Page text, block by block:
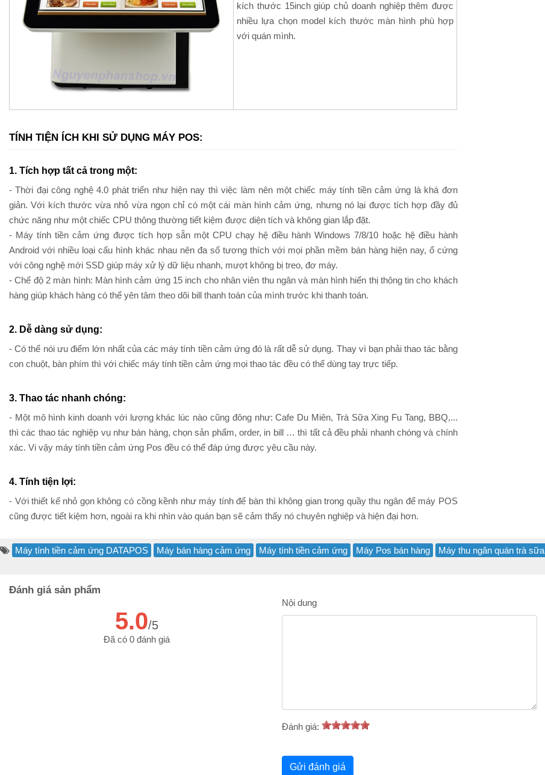
kích thước 15inch giúp chủ doanh nghiệp thêm được
nhiều lựa chọn model kích thước màn hình phù hợp
với quán mình.
TÍNH TIỆN ÍCH KHI SỬ DỤNG MÁY POS:
1. Tích hợp tất cả trong một:
- Thời đại công nghệ 4.0 phát triển như hiện nay thì việc làm nên một chiếc máy tính tiền cảm ứng là khá đơn
giản. Với kích thước vừa nhỏ vừa ngọn chỉ có một cái màn hình cảm ứng, nhưng nó lại được tích hợp đầy đủ
chức năng như một chiếc CPU thông thường tiết kiệm được diện tích và không gian lắp đặt.
- Máy tính tiền cảm ứng được tích hợp sẵn một CPU chạy hệ điều hành Windows 7/8/10 hoặc hệ điều hành
Android với nhiều loại cấu hình khác nhau nên đa số tương thích với mọi phần mềm bán hàng hiện nay, ổ cứng
với công nghệ mới SSD giúp máy xử lý dữ liệu nhanh, mượt không bị treo, đơ máy.
- Chế độ 2 màn hình: Màn hình cảm ứng 15 inch cho nhân viên thu ngân và màn hình hiển thị thông tin cho khách
hàng giúp khách hàng có thể yên tâm theo dõi bill thanh toán của mình trước khi thanh toán.
2. Dễ dàng sử dụng:
- Có thể nói ưu điểm lớn nhất của các máy tính tiền cảm ứng đó là rất dễ sử dụng. Thay vì bạn phải thao tác bằng
con chuột, bàn phím thì với chiếc máy tính tiền cảm ứng mọi thao tác đều có thể dùng tay trực tiếp.
3. Thao tác nhanh chóng:
- Một mô hình kinh doanh với lượng khác lúc nào cũng đông như: Cafe Du Miên, Trà Sữa Xing Fu Tang, BBQ,...
thì các thao tác nghiệp vụ như bán hàng, chọn sản phẩm, order, in bill … thì tất cả đều phải nhanh chóng và chính
xác. Vi vậy máy tính tiền cảm ứng Pos đều có thể đáp ứng được yêu cầu này.
4. Tính tiện lợi:
- Với thiết kế nhỏ gọn không có cồng kềnh như máy tính để bàn thì không gian trong quầy thu ngân để máy POS
cũng được tiết kiệm hơn, ngoài ra khi nhìn vào quán bạn sẽ cảm thấy nó chuyên nghiệp và hiện đại hơn.
Máy tính tiền cảm ứng DATAPOS Máy bán hàng cảm ứng Máy tính tiền cảm ứng Máy Pos bán hàng Máy thu ngân quán trà sữa
Đánh giá sản phẩm
5.0/5
Đã có 0 đánh giá
Nội dung
Đánh giá: